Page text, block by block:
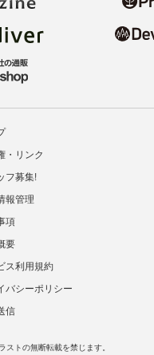
・リンク
フ募集!
報管理
項
要
ス利用規約
バシーポリシー
信
ストの無断転載を禁じます。